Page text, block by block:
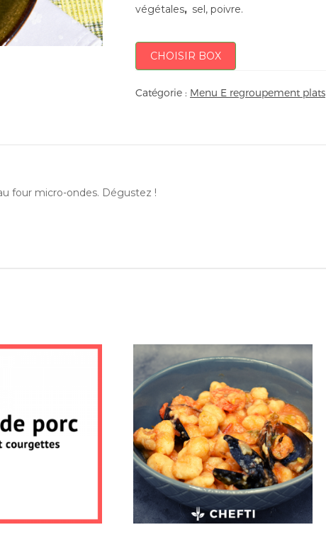
végétales, sel, poivre.
CHOISIR BOX
Catégorie : Menu E regroupement plats
four micro-ondes. Dégustez !